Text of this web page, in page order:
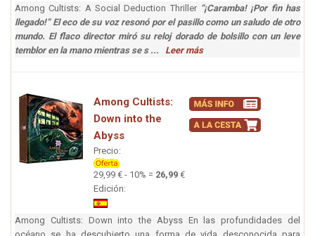
Among Cultists: A Social Deduction Thriller “¡Caramba! ¡Por fin has
llegado!” El eco de su voz resonó por el pasillo como un saludo de otro
mundo. El flaco director miró su reloj dorado de bolsillo con un leve
temblor en la mano mientras se s ... Leer más
Among Cultists:
Down into the
Abyss
Precio:
29,99 € - 10% = 26,99 €
Edición:
Among Cultists: Down into the Abyss En las profundidades del